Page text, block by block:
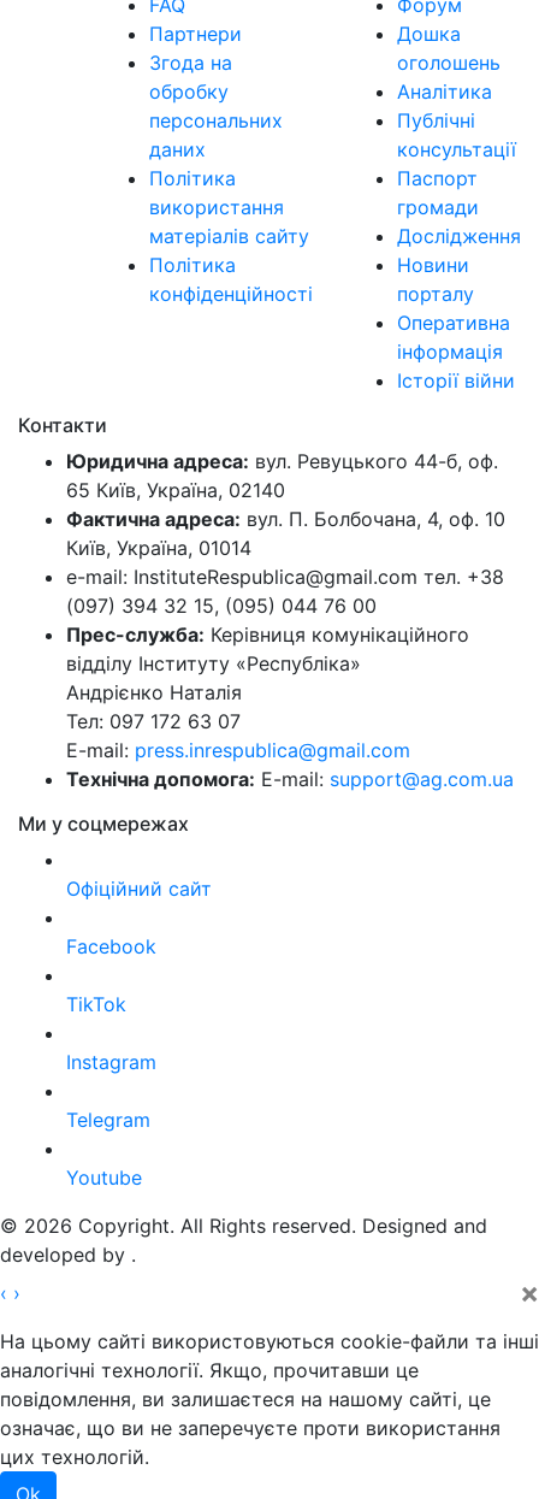
Партнери
Згода на
обробку
персональних
даних
Політика
використання
матеріалів сайту
Політика
конфіденційності
Дошка
оголошень
Аналітика
Публічні
консультації
Паспорт
громади
Дослідження
Новини
порталу
Оперативна
інформація
Історії війни
Контакти
Юридична адреса: вул. Ревуцького 44-б, оф.
65 Київ, Україна, 02140
Фактична адреса: вул. П. Болбочана, 4, оф. 10
Київ, Україна, 01014
e-mail: InstituteRespublica@gmail.com тел. +38
(097) 394 32 15, (095) 044 76 00
Прес-служба: Керівниця комунікаційного
відділу Інституту «Республіка»
Андрієнко Наталія
Тел: 097 172 63 07
E-mail: press.inrespublica@gmail.com
Технічна допомога: E-mail: support@ag.com.ua
Ми у соцмережах
Офіційний сайт
Facebook
TikTok
Instagram
Telegram
Youtube
© 2026 Copyright. All Rights reserved. Designed and
developed by .
‹ › ×
На цьому сайті використовуються cookie-файли та інші
аналогічні технології. Якщо, прочитавши це
повідомлення, ви залишаєтеся на нашому сайті, це
означає, що ви не заперечуєте проти використання
цих технологій.
Ok